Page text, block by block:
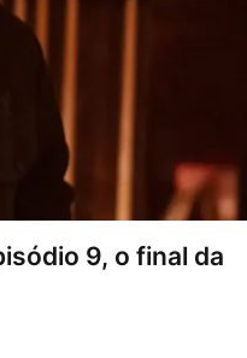
9, o final da